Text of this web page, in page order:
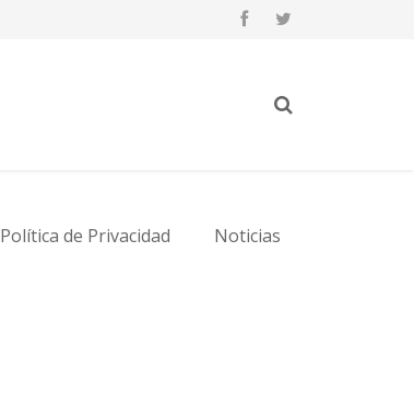
Política de Privacidad Noticias